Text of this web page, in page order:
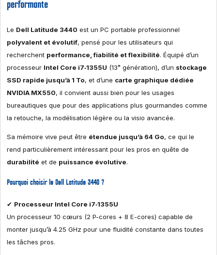
performante
Le Dell Latitude 3440 est un PC portable professionnel
polyvalent et évolutif, pensé pour les utilisateurs qui
recherchent performance, fiabilité et flexibilité. Équipé d’un
processeur Intel Core i7‑1355U (13ᵉ génération), d’un stockage
SSD rapide jusqu’à 1 To, et d’une carte graphique dédiée
NVIDIA MX550, il convient aussi bien pour les usages
bureautiques que pour des applications plus gourmandes comme
la retouche, la modélisation légère ou la visio avancée.
Sa mémoire vive peut être étendue jusqu’à 64 Go, ce qui le
rend particulièrement intéressant pour les pros en quête de
durabilité et de puissance évolutive.
Pourquoi choisir le Dell Latitude 3440 ?
✔ Processeur Intel Core i7‑1355U
Un processeur 10 cœurs (2 P-cores + 8 E-cores) capable de
monter jusqu’à 4.25 GHz pour une fluidité constante dans toutes
les tâches pros.